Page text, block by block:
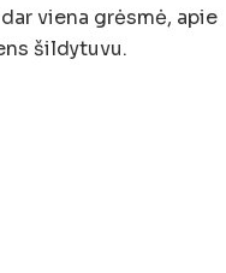
viena grėsmė, apie
šildytuvu.